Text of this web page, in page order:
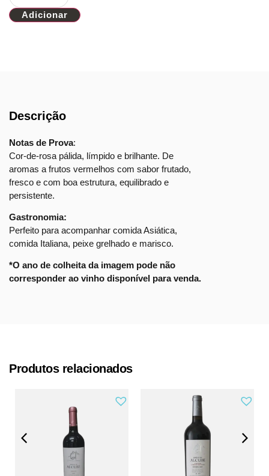
Adicionar
Descrição
Notas de Prova:
Cor-de-rosa pálida, límpido e brilhante. De
aromas a frutos vermelhos com sabor frutado,
fresco e com boa estrutura, equilibrado e
persistente.
Gastronomia:
Perfeito para acompanhar comida Asiática,
comida Italiana, peixe grelhado e marisco.
*O ano de colheita da imagem pode não
corresponder ao vinho disponível para venda.
Produtos relacionados